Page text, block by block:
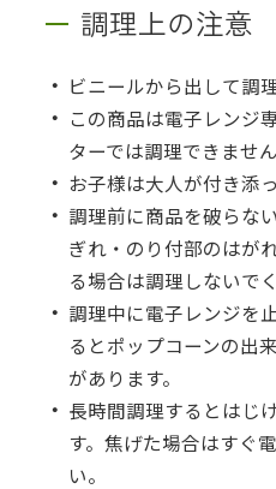
調理上の注意
ビニールから出して調
この商品は電子レンジ
ターでは調理できません
お子様は大人が付き添
調理前に商品を破らな
ぎれ・のり付部のはが
る場合は調理しないで
調理中に電子レンジを
るとポップコーンの出
があります。
長時間調理するとはじ
す。焦げた場合はすぐ
い。